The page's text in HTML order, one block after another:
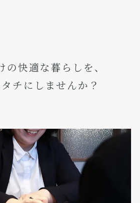
の快適な暮らしを、
チにしませんか？